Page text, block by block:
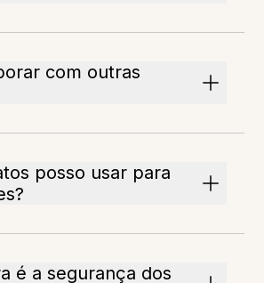
com outras
posso usar para
é a segurança dos